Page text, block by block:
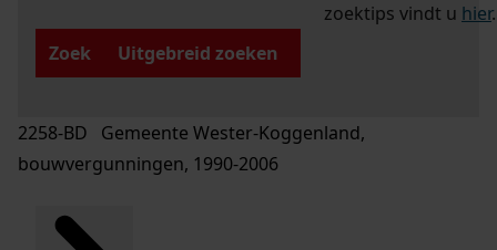
zoektips vindt u hier.
Zoek
Uitgebreid zoeken
2258-BD Gemeente Wester-Koggenland,
bouwvergunningen, 1990-2006